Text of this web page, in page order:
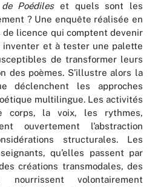
Poédileset quels sont les
? Une enquête réalisée en
licence qui comptent devenir
inventer et à tester une palette
de transformer leurs
des poèmes. S’illustre alors la
déclenchent les approches
multilingue. Les activités
corps, la voix, les rythmes,
ouvertement l’abstraction
structurales. Les
qu’elles passent par
créations transmodales, des
volontairement